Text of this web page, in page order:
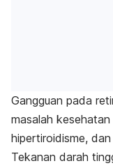
Gangguan pada
masalah
hipertiroidisme,
Tekanan darah